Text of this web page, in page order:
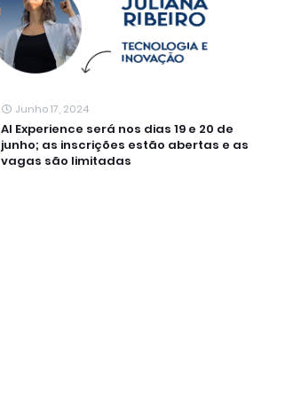
Junho 17, 2024
AI Experience será nos dias 19 e 20 de
junho; as inscrições estão abertas e as
vagas são limitadas